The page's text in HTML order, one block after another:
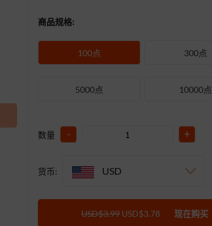
商品规格:
100点 300点
5000点 10000点
数量 - +
货币: USD
USD$3.99 USD$3.78 现在购买